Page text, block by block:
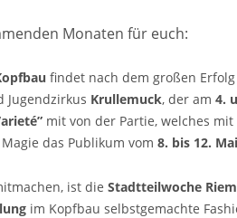
Monaten für euch:
findet nach dem großen
Krullemuck, der am 4.
mit von der Partie, welches
das Publikum vom 8. bis 12. Mai
ist die Stadtteilwoche
im Kopfbau selbstgemachte